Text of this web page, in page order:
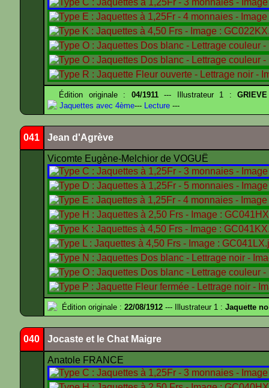
Édition originale : 04/1911--- Illustrateur 1 :
Jaquettes avec 4ème--- Lecture ---
041 Jean d'Agrève
Vicomte Eugène-Melchior de VOGUË
Édition originale : 22/08/1912 --- Illustrateur 1 : Jaquette
040 Jocaste et le Chat Maigre
Anatole FRANCE